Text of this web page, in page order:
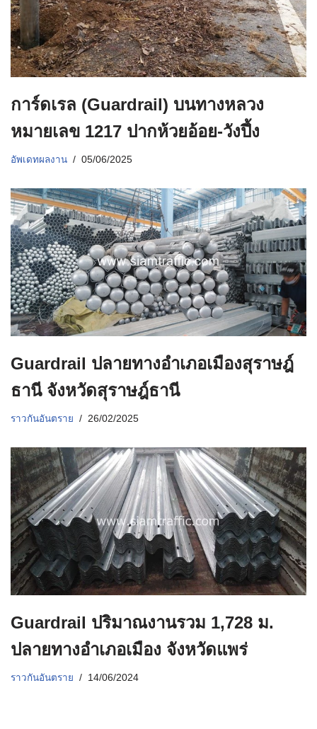
การ์ดเรล (Guardrail) บนทางหลวง
หมายเลข 1217 ปากห้วยอ้อย-วังปึ้ง
อัพเดทผลงาน 05/06/2025
Guardrail ปลายทางอำเภอเมืองสุราษฎ์
ธานี จังหวัดสุราษฎ์ธานี
ราวกันอันตราย 26/02/2025
Guardrail ปริมาณงานรวม 1,728 ม.
ปลายทางอำเภอเมือง จังหวัดแพร่
ราวกันอันตราย 14/06/2024